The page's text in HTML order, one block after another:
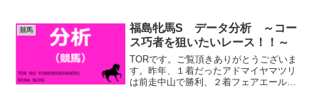
何度やっても買えなかっ...
競馬
福島牝馬S データ分析 ～コー
ス巧者を狙いたいレース！！～
TORです。ご覧頂きありがとうございま
す。昨年、１着だったアドマイヤマツリ
は前走中山で勝利、２着フェアエールン